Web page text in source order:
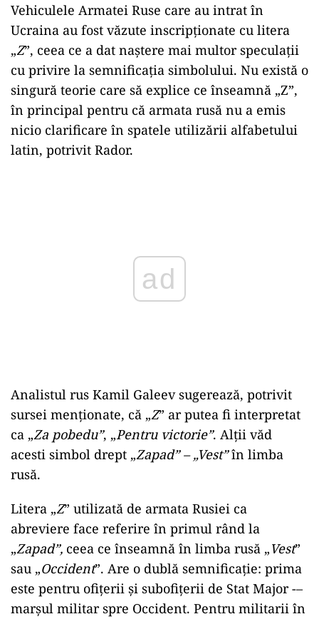
Vehiculele Armatei Ruse care au intrat în
Ucraina au fost văzute inscripționate cu litera
„Z”, ceea ce a dat naștere mai multor speculații
cu privire la semnificația simbolului. Nu există o
singură teorie care să explice ce înseamnă „Z”,
în principal pentru că armata rusă nu a emis
nicio clarificare în spatele utilizării alfabetului
latin, potrivit Rador.
Analistul rus Kamil Galeev sugerează, potrivit
sursei menționate, că „Z” ar putea fi interpretat
ca „Za pobedu”, „Pentru victorie”. Alții văd
acesti simbol drept „Zapad” – „Vest”în limba
rusă.
Litera „Z” utilizată de armata Rusiei ca
abreviere face referire în primul rând la
„Zapad”, ceea ce înseamnă în limba rusă „Vest”
sau „Occident”. Are o dublă semnificație: prima
este pentru ofițerii și subofițerii de Stat Major -–
marșul militar spre Occident. Pentru militarii în